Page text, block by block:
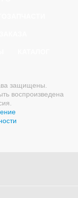
защищены.
воспроизведена